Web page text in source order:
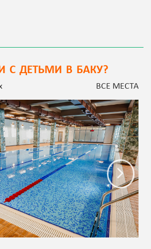
С ДЕТЬМИ В БАКУ?
ВСЕ МЕСТА